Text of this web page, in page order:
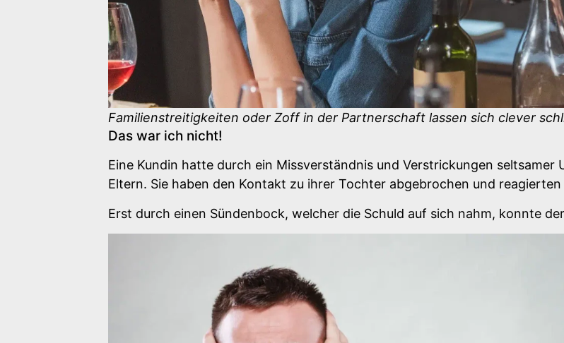
Familienstreitigkeiten oder Zoff in der Partnerschaft lassen sich clever
Das war ich nicht!
Eine Kundin hatte durch ein Missverständnis und Verstrickungen
Eltern. Sie haben den Kontakt zu ihrer Tochter abgebrochen und
Erst durch einen Sündenbock, welcher die Schuld auf sich nahm, konnte